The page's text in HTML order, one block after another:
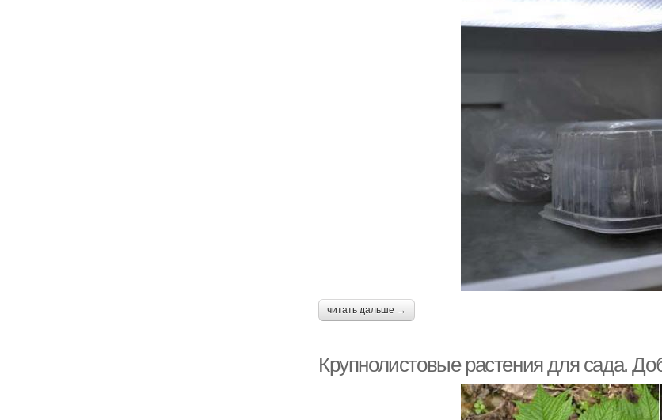
читать дальше →
Крупнолистовые растения для сада.